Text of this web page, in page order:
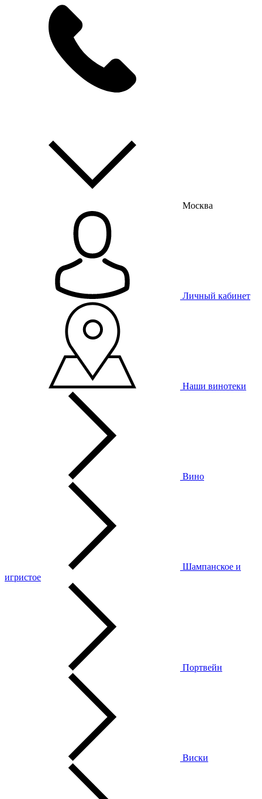
Москва
Личный кабинет
Наши винотеки
Вино
Шампанское и
игристое
Портвейн
Виски